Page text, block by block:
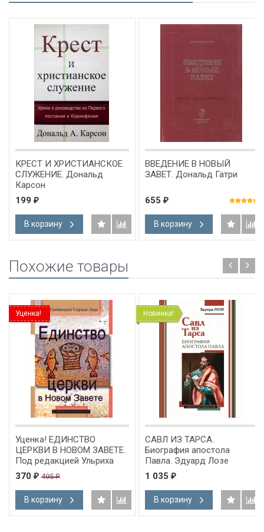
КРЕСТ И ХРИСТИАНСКОЕ
СЛУЖЕНИЕ. Дональд
Карсон
199 ₽
В корзину
ВВЕДЕНИЕ В НОВЫЙ
ЗАВЕТ. Дональд Гатри
655 ₽
В корзину
Похожие товары
Уценка!
Уценка! ЕДИНСТВО
ЦЕРКВИ В НОВОМ ЗАВЕТЕ.
Под редакцией Ульриха
Луца
370 ₽ 495₽
В корзину
Новинка!
САВЛ ИЗ ТАРСА.
Биография апостола
Павла. Эдуард Лозе
1 035 ₽
В корзину